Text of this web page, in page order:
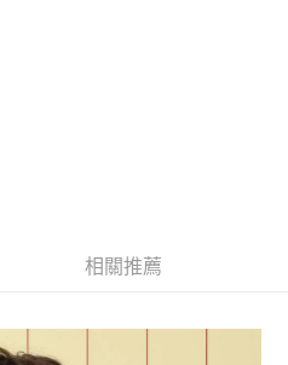
大用戶可立即使用無須另外申請。
單成立後會自動跳轉到大哥付的交易
請依後續交易確認頁面所載為準。
易或遇審核未通過，訂單將自動取
付款。
)免運費
相關推薦